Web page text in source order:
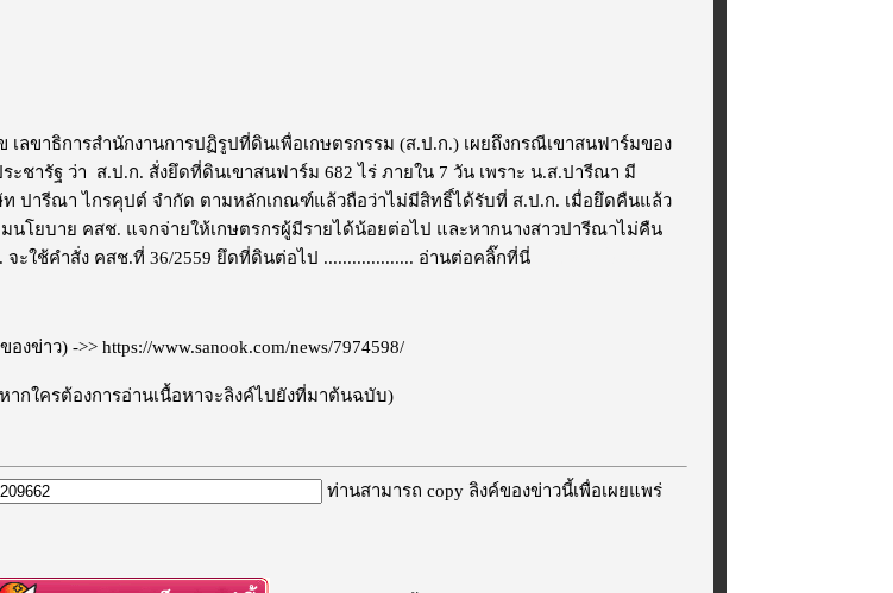
ลขาธิการสำนักงานการปฏิรูปที่ดินเพื่อเกษตรกรรม (ส.ป.ก.) เผยถึงกรณีเขาสนฟาร์มของ
ชารัฐ ว่า ส.ป.ก. สั่งยึดที่ดินเขาสนฟาร์ม 682 ไร่ ภายใน 7 วัน เพราะ น.ส.ปารีณา มี
ท ปารีณา ไกรคุปต์ จำกัด ตามหลักเกณฑ์แล้วถือว่าไม่มีสิทธิ์ได้รับที่ ส.ป.ก. เมื่อยึดคืนแล้ว
นโยบาย คสช. แจกจ่ายให้เกษตรกรผู้มีรายได้น้อยต่อไป และหากนางสาวปารีณาไม่คืน
ะใช้คำสั่ง คสช.ที่ 36/2559 ยึดที่ดินต่อไป ................... อ่านต่อคลิ๊กที่นี่
งข่าว) ->> https://www.sanook.com/news/7974598/
ากใครต้องการอ่านเนื้อหาจะลิงค์ไปยังที่มาต้นฉบับ)
ท่านสามารถ copy ลิงค์ของข่าวนี้เพื่อเผยแพร่